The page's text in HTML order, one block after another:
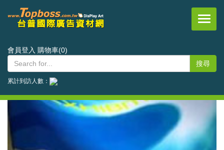
會員登入 購物車(0)
累計到訪人數：